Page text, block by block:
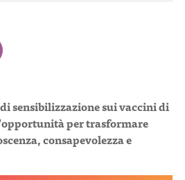
sensibilizzazione sui vaccini di
per trasformare
consapevolezza e